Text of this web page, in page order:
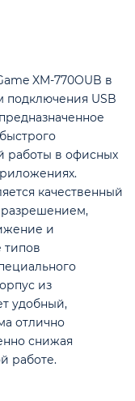
XM-770OUB в
USB
работы в офисных
качественный
и
типов
из
удобный,
отлично
снижая
работе.